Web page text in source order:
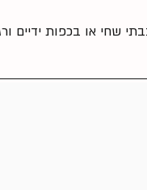
שחי או בכפות ידיים